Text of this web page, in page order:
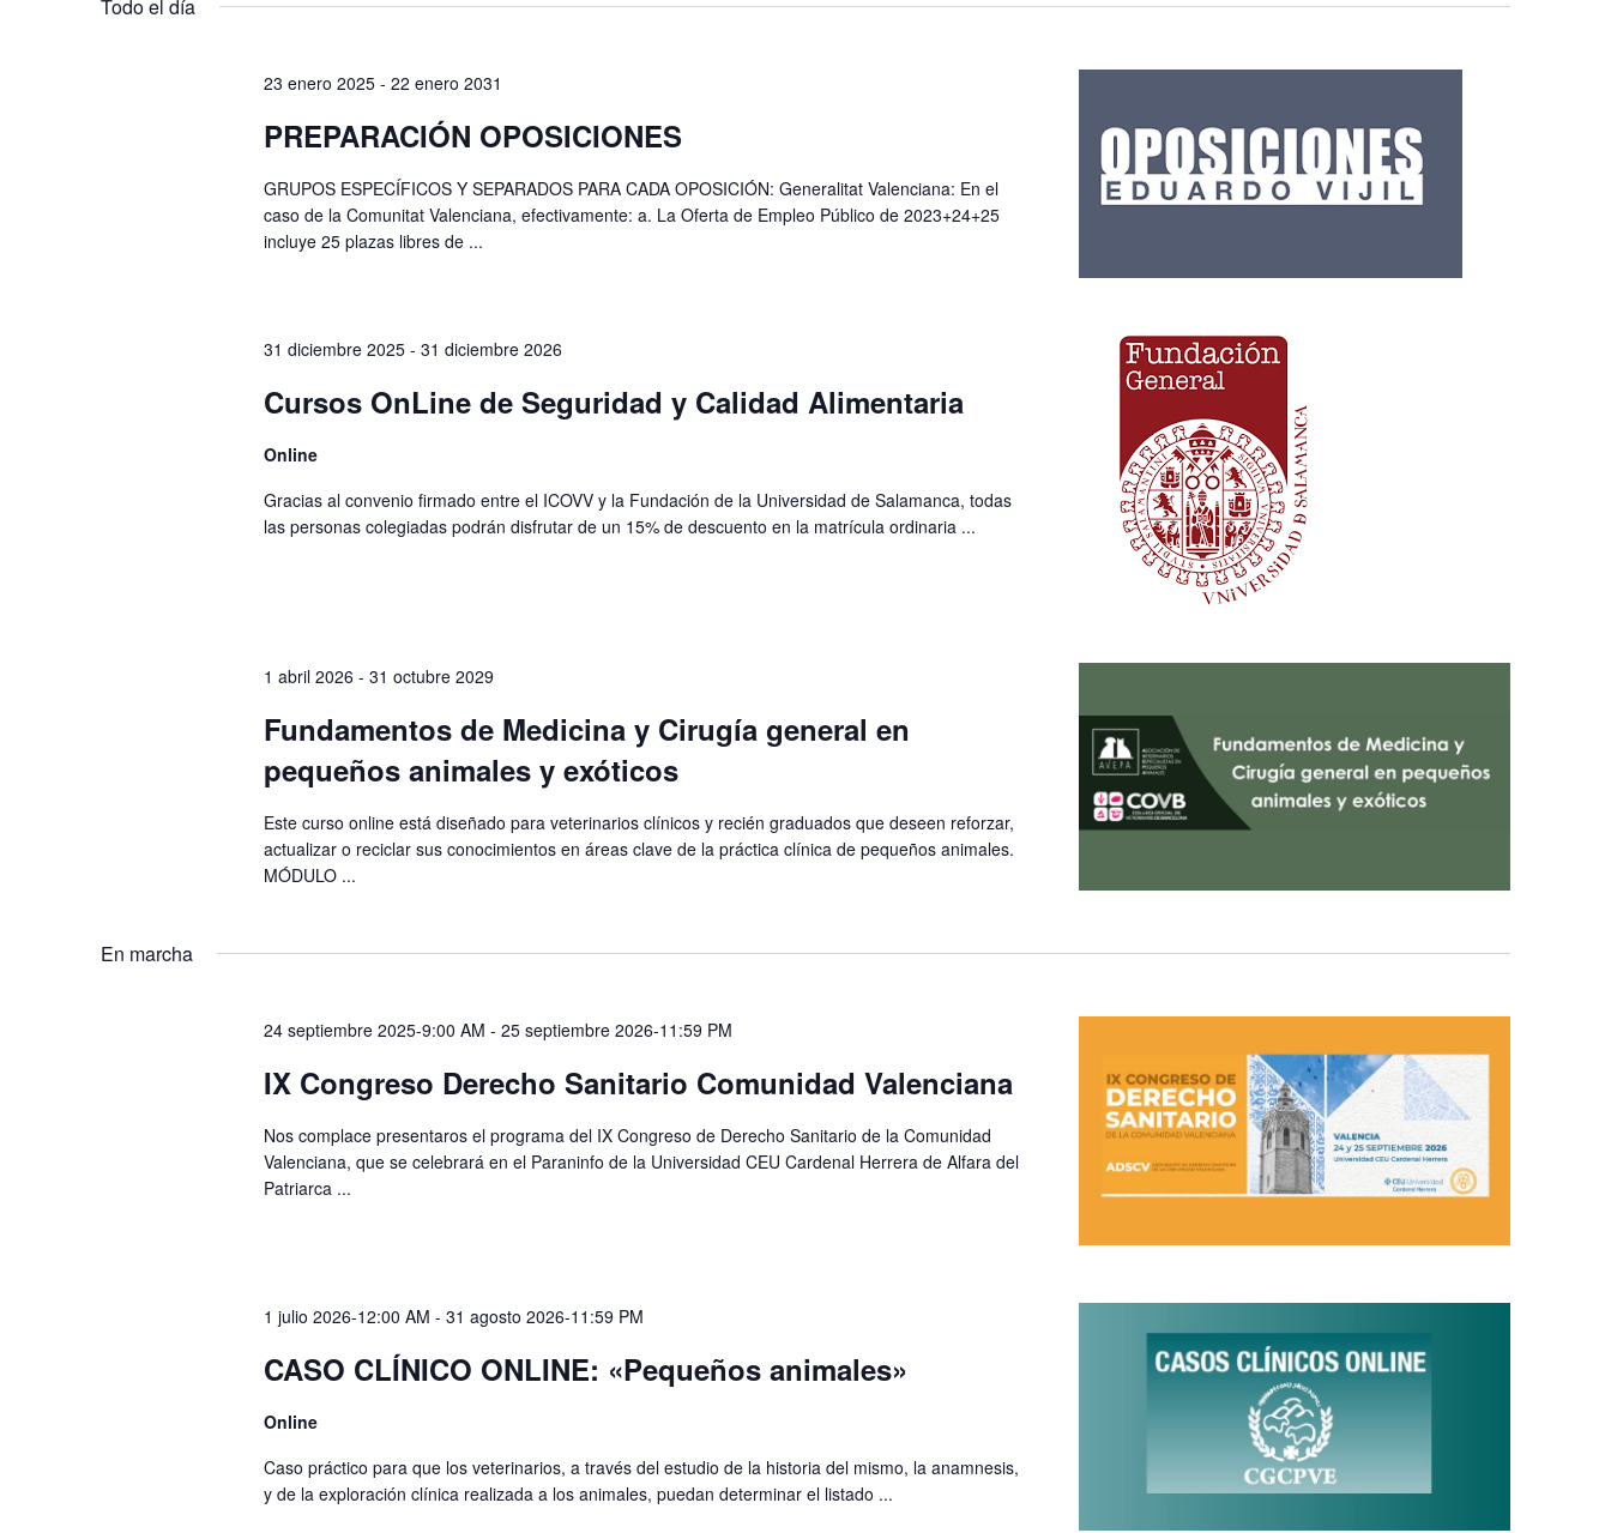
Todo el día
23 enero 2025- 22 enero 2031
PREPARACIÓN OPOSICIONES
GRUPOS ESPECÍFICOS Y SEPARADOS PARA CADA OPOSICIÓN: Generalitat Valenciana: En el
caso de la Comunitat Valenciana, efectivamente: a. La Oferta de Empleo Público de 2023+24+25
incluye 25 plazas libres de ...
31 diciembre 2025- 31 diciembre 2026
Cursos OnLine de Seguridad y Calidad Alimentaria
Online
Gracias al convenio firmado entre el ICOVV y la Fundación de la Universidad de Salamanca, todas
las personas colegiadas podrán disfrutar de un 15% de descuento en la matrícula ordinaria ...
1 abril 2026 - 31 octubre 2029
Fundamentos de Medicina y Cirugía general en
pequeños animales y exóticos
Este curso online está diseñado para veterinarios clínicos y recién graduados que deseen reforzar,
actualizar o reciclar sus conocimientos en áreas clave de la práctica clínica de pequeños animales.
MÓDULO ...
En marcha
24 septiembre 2025-9:00 AM - 25 septiembre 2026-11:59 PM
IX Congreso Derecho Sanitario Comunidad Valenciana
Nos complace presentaros el programa del IX Congreso de Derecho Sanitario de la Comunidad
Valenciana, que se celebrará en el Paraninfo de la Universidad CEU Cardenal Herrera de Alfara del
Patriarca ...
1 julio 2026-12:00 AM - 31 agosto 2026-11:59 PM
CASO CLÍNICO ONLINE: «Pequeños animales»
Online
Caso práctico para que los veterinarios, a través del estudio de la historia del mismo, la anamnesis,
y de la exploración clínica realizada a los animales, puedan determinar el listado ...